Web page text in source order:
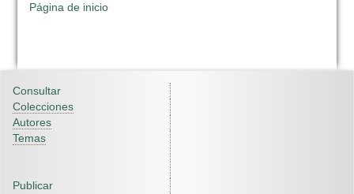
Página de inicio
Consultar
Colecciones
Autores
Temas
Publicar